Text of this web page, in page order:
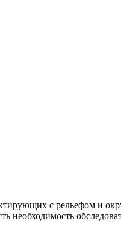
с рельефом и
необходимость